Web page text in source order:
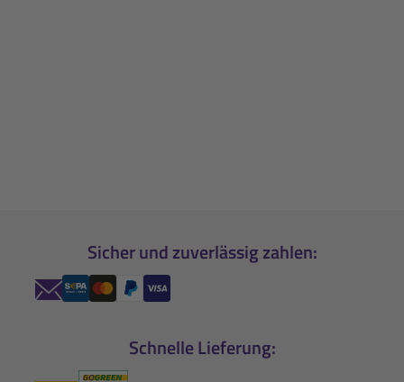
Sicher und zuverlässig zahlen:
Schnelle Lieferung: